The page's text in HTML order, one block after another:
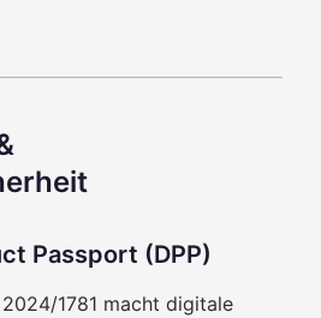
Passport (DPP)
1781 macht digitale